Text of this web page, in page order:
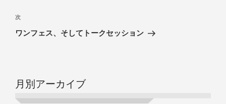
次
ワンフェス、そしてトークセッション
月別アーカイブ